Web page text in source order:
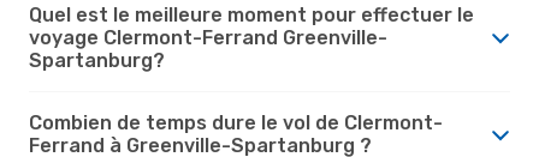
Quel est le meilleure moment pour effectuer le
voyage Clermont-Ferrand Greenville-
Spartanburg?
Combien de temps dure le vol de Clermont-
Ferrand à Greenville-Spartanburg ?